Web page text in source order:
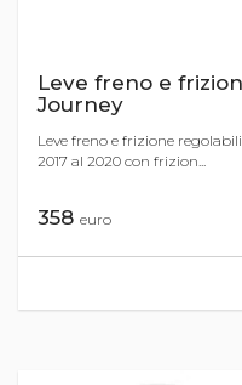
Leve freno e
Journey
Leve freno e frizione
2017 al 2020 con frizion...
358 euro